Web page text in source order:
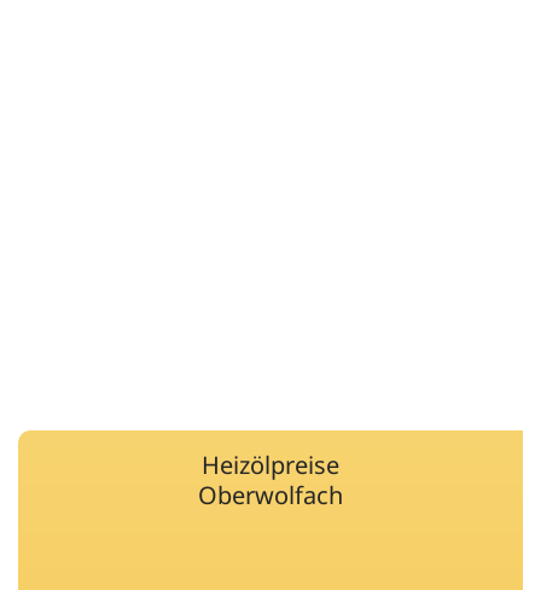
Heizölpreise
Oberwolfach